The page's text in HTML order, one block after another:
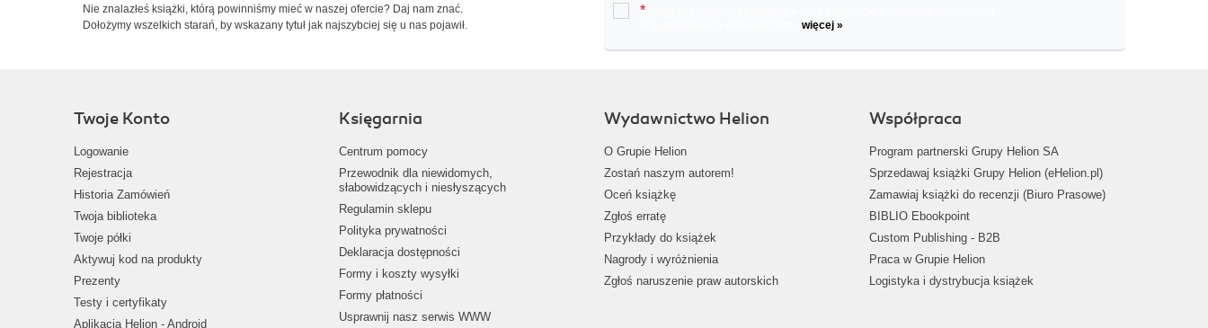
Nie znalazłeś książki, którą powinniśmy mieć w naszej ofercie? Daj nam znać.
Dołożymy wszelkich starań, by wskazany tytuł jak najszybciej się u nas pojawił.
*
więcej »
Twoje Konto
Logowanie
Rejestracja
Historia Zamówień
Twoja biblioteka
Twoje półki
Aktywuj kod na produkty
Prezenty
Testy i certyfikaty
Aplikacja Helion - Android
Księgarnia
Centrum pomocy
Przewodnik dla niewidomych,
słabowidzących i niesłyszących
Regulamin sklepu
Polityka prywatności
Deklaracja dostępności
Formy i koszty wysyłki
Formy płatności
Usprawnij nasz serwis WWW
Wydawnictwo Helion
O Grupie Helion
Zostań naszym autorem!
Oceń książkę
Zgłoś erratę
Przykłady do książek
Nagrody i wyróżnienia
Zgłoś naruszenie praw autorskich
Współpraca
Program partnerski Grupy Helion SA
Sprzedawaj książki Grupy Helion (eHelion.pl)
Zamawiaj książki do recenzji (Biuro Prasowe)
BIBLIO Ebookpoint
Custom Publishing - B2B
Praca w Grupie Helion
Logistyka i dystrybucja książek